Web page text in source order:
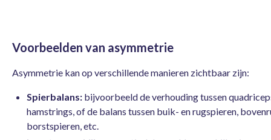
Voorbeelden van asymmetrie
Asymmetrie kan op verschillende manieren zichtbaar zijn:
Spierbalans: bijvoorbeeld de verhouding tussen
hamstrings, of de balans tussen buik- en rugspieren,
borstspieren, etc.